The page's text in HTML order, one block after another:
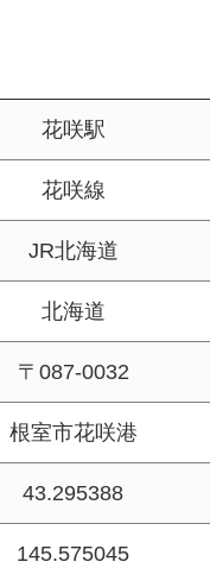
花咲駅
花咲線
JR北海道
北海道
〒087-0032
根室市花咲港
43.295388
145.575045